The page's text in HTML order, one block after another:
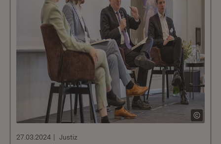
27.03.2024 Justiz